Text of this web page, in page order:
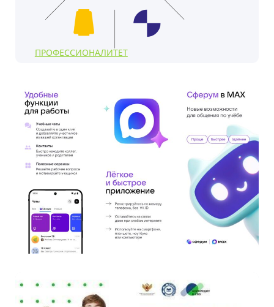
ПРОФЕССИОНАЛИТЕТ